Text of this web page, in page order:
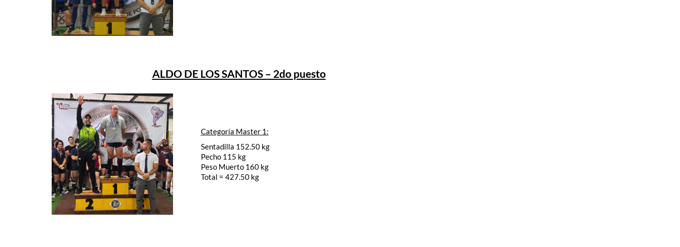
ALDO DE LOS SANTOS – 2do puesto
Categoría Master 1:
Sentadilla 152.50 kg
Pecho 115 kg
Peso Muerto 160 kg
Total = 427.50 kg